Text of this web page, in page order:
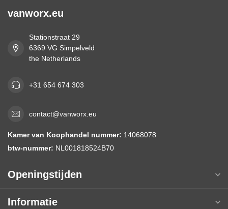
vanworx.eu
Stationstraat 29
6369 VG Simpelveld
the Netherlands
+31 654 674 303
contact@vanworx.eu
Kamer van Koophandel nummer: 14068078
btw-nummer: NL001818524B70
Openingstijden
Informatie